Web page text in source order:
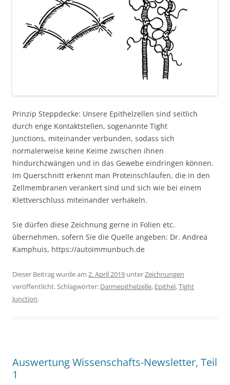
Prinzip Steppdecke: Unsere Epithelzellen sind seitlich
durch enge Kontaktstellen, sogenannte Tight
Junctions, miteinander verbunden, sodass sich
normalerweise keine Keime zwischen ihnen
hindurchzwängen und in das Gewebe eindringen können.
Im Querschnitt erkennt man Proteinschlaufen, die in den
Zellmembranen verankert sind und sich wie bei einem
Klettverschluss miteinander verhakeln.
Sie dürfen diese Zeichnung gerne in Folien etc.
übernehmen, sofern Sie die Quelle angeben: Dr. Andrea
Kamphuis, https://autoimmunbuch.de
Dieser Beitrag wurde am 2. April 2019 unterZeichnungen
veröffentlicht. Schlagwörter: Darmepithelzelle, Epithel,Tight
Junction.
Auswertung Wissenschafts-Newsletter, Teil
1